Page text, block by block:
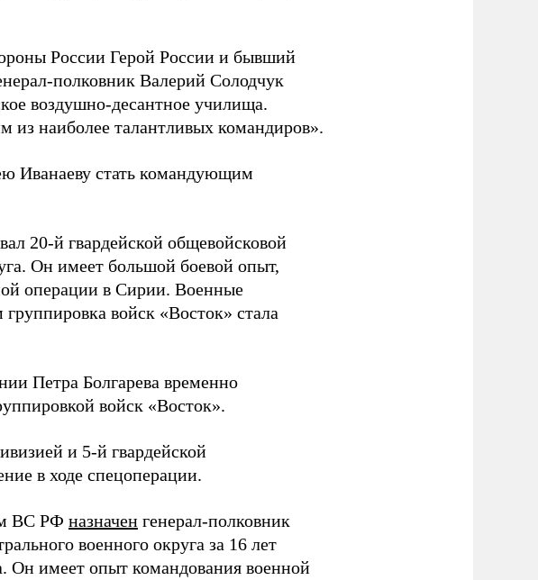
России Герой России и бывший
полковник Валерий Солодчук
воздушно-десантное училища.
из наиболее талантливых командиров».
Иванаеву стать командующим
20-й гвардейской общевойсковой
Он имеет большой боевой опыт,
операции в Сирии. Военные
группировка войск «Восток» стала
Петра Болгарева временно
войск «Восток».
и 5-й гвардейской
в ходе спецоперации.
ВС РФ назначен генерал-полковник
военного округа за 16 лет
Он имеет опыт командования военной